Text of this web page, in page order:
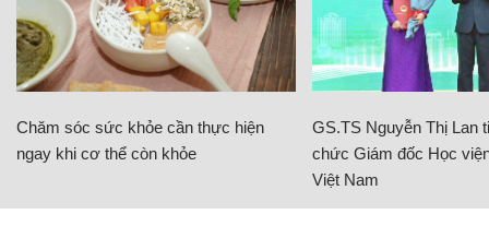
Chăm sóc sức khỏe cần thực hiện
ngay khi cơ thể còn khỏe
GS.TS Nguyễn Thị Lan
chức Giám đốc Học
Việt Nam